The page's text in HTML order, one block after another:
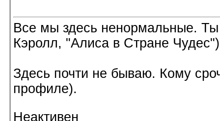
Все мы здесь ненормальные.
Кэролл, "Алиса в Стране Чудес")
Здесь почти не бываю. Кому
профиле).
Неактивен